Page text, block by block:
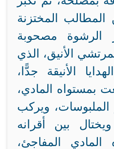
المطالب المختزنة
الرشوة مصحوبة
الأنيق، الذي
الأنيقة جدًّا،
بمستواه المادي،
ويركب
بين أقرانه
المادي المفاجئ،